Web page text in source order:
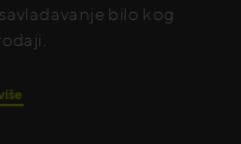
bilo kog